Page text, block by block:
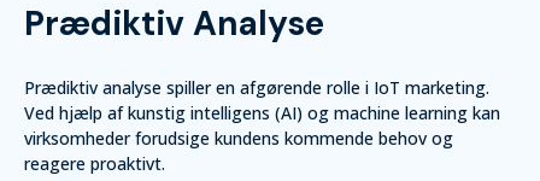
Prædiktiv Analyse
Prædiktiv analyse spiller en afgørende rolle i IoT marketing.
Ved hjælp af kunstig intelligens (AI) og machine learning kan
virksomheder forudsige kundens kommende behov og
reagere proaktivt.